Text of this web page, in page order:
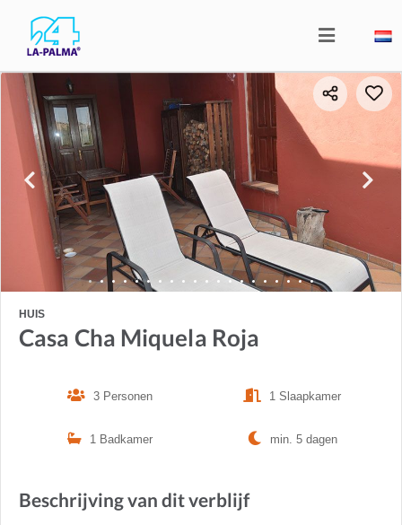
HUIS
Casa Cha Miquela Roja
3 Personen 1 Slaapkamer
1 Badkamer min. 5 dagen
Beschrijving van dit verblijf